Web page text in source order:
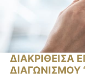
ΔΙΑΚΡΙΘΕΙΣΑ
ΔΙΑΓΩΝΙΣΜΟΥ